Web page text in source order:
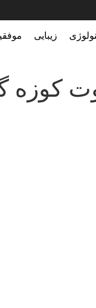
زیبایی موفقیت
كوزه